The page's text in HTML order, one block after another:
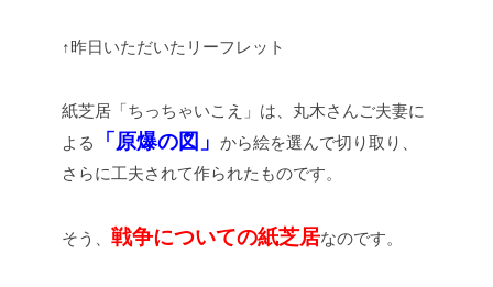
↑昨日いただいたリーフレット
紙芝居「ちっちゃいこえ」は、丸木さんご夫妻に
よる
「原爆の図」 から絵を選んで切り取り、
さらに工夫されて作られたものです。
そう、 戦争についての紙芝居なのです。